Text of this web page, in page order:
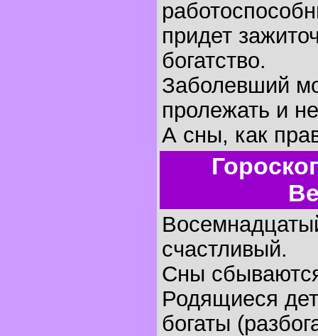
придет
богатство.
Заболевший
пролежать и
А сны, как
счастливый.
Сны
Родящиеся
богаты